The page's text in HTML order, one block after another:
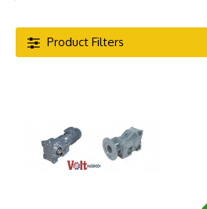
Product Filters